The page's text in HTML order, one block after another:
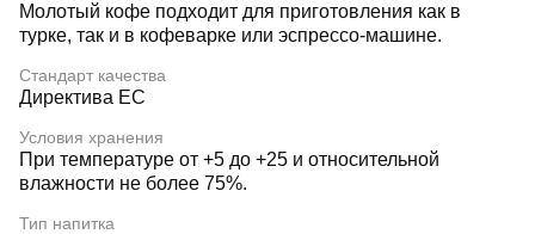
Молотый кофе подходит для приготовления как в
турке, так и в кофеварке или эспрессо-машине.
Стандарт качества
Директива ЕС
Условия хранения
При температуре от +5 до +25 и относительной
влажности не более 75%.
Тип напитка